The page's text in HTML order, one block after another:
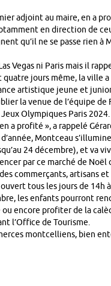
adjoint au maire, en a
en direction de
qu’il ne se passe rien à
Vegas ni Paris mais il
quatre jours même, la ville
artistique jeune et
la venue de l’équipe de
Olympiques Paris
a profité », a rappelé
Montceau
24 décembre), et va
par ce marché de Noël
commerçants, artisans
tous les jours de 14h
les enfants pourront
encore profiter de la
l’Office de Tourisme.
montcelliens, bien